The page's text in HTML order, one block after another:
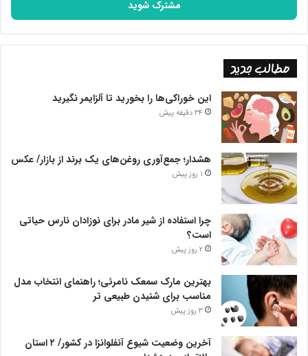
وارد
کنید
مطالب جدید
این خوراکی‌ها را بخورید تا آلزایمر نگیرید
34 دقیقه پیش
هشدار؛ جمع‌آوری روغن‌های یک برند از بازار/ عکس
1 روز پیش
چرا استفاده از شیر مادر برای نوزادان نارس حیاتی
است؟
2 روز پیش
بهترین مارک سمعک نامرئی؛ راهنمای انتخاب مدل
مناسب برای شنیدن طبیعی تر
3 روز پیش
آخرین وضعیت شیوع آنفلوانزا در کشور/ ۲ استان